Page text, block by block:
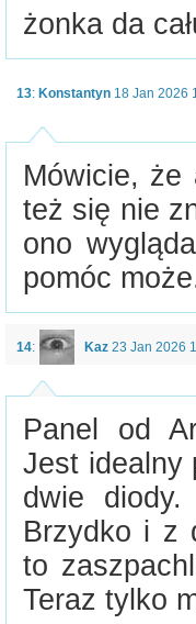
żonka da
13: Konstantyn 18 Jan 2026
Mówicie, że
też się nie
ono
pomóc
14: Kaz 23 Jan 2026
Panel od
Jest idealny
dwie
Brzydko i z
to
Teraz tylko